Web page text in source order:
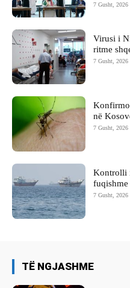
7 Gusht, 2026
Virusi i
ritme
7 Gusht, 2026
në
7 Gusht, 2026
Kontrolli
7 Gusht, 2026
TË NGJASHME